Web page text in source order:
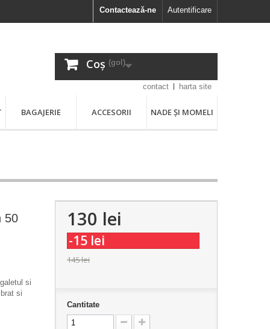
Autentificare
Contactează-ne
Coș (gol)
contact harta site
BAGAJERIE ACCESORII NADE ȘI MOMELI
50
si
si
130 lei
-15 lei
145 lei
Cantitate